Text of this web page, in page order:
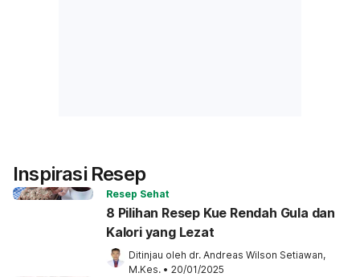
Inspirasi Resep
Resep Sehat
8 Pilihan Resep Kue Rendah Gula dan
Kalori yang Lezat
Ditinjau oleh dr. Andreas Wilson Setiawan,
M.Kes. • 20/01/2025